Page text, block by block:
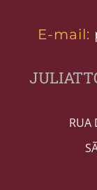
E-mail:
RUA